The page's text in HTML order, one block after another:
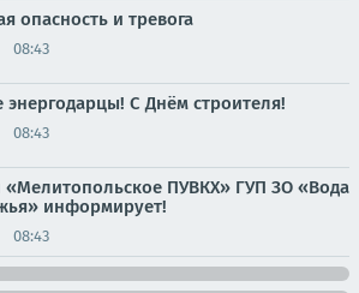
опасность и тревога
08:43
энергодарцы! С Днём строителя!
08:43
ПУВКХ» ГУП ЗО «Вода
информирует!
08:43